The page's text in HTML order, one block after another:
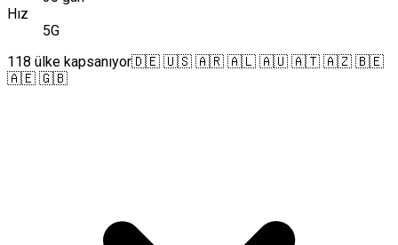
Hız
5G
118 ülke kapsanıyor🇩🇪 🇺🇸 🇦🇷 🇦🇱 🇦🇺 🇦🇹 🇦🇿 🇧🇪
🇦🇪 🇬🇧